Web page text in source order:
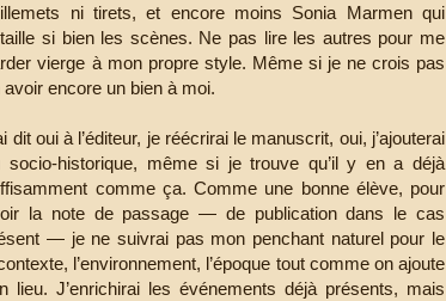
ni tirets, et encore moins Sonia Marmen qui
si bien les scènes. Ne pas lire les autres pour me
vierge à mon propre style. Même si je ne crois pas
avoir encore un bien à moi.
dit oui à l’éditeur, je réécrirai le manuscrit, oui, j’ajouterai
socio-historique, même si je trouve qu’il y en a déjà
comme ça. Comme une bonne élève, pour
la note de passage — de publication dans le cas
— je ne suivrai pas mon penchant naturel pour le
l’environnement, l’époque tout comme on ajoute
J’enrichirai les événements déjà présents, mais